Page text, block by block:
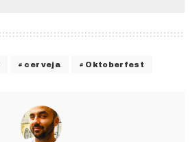
cerveja Oktoberfest